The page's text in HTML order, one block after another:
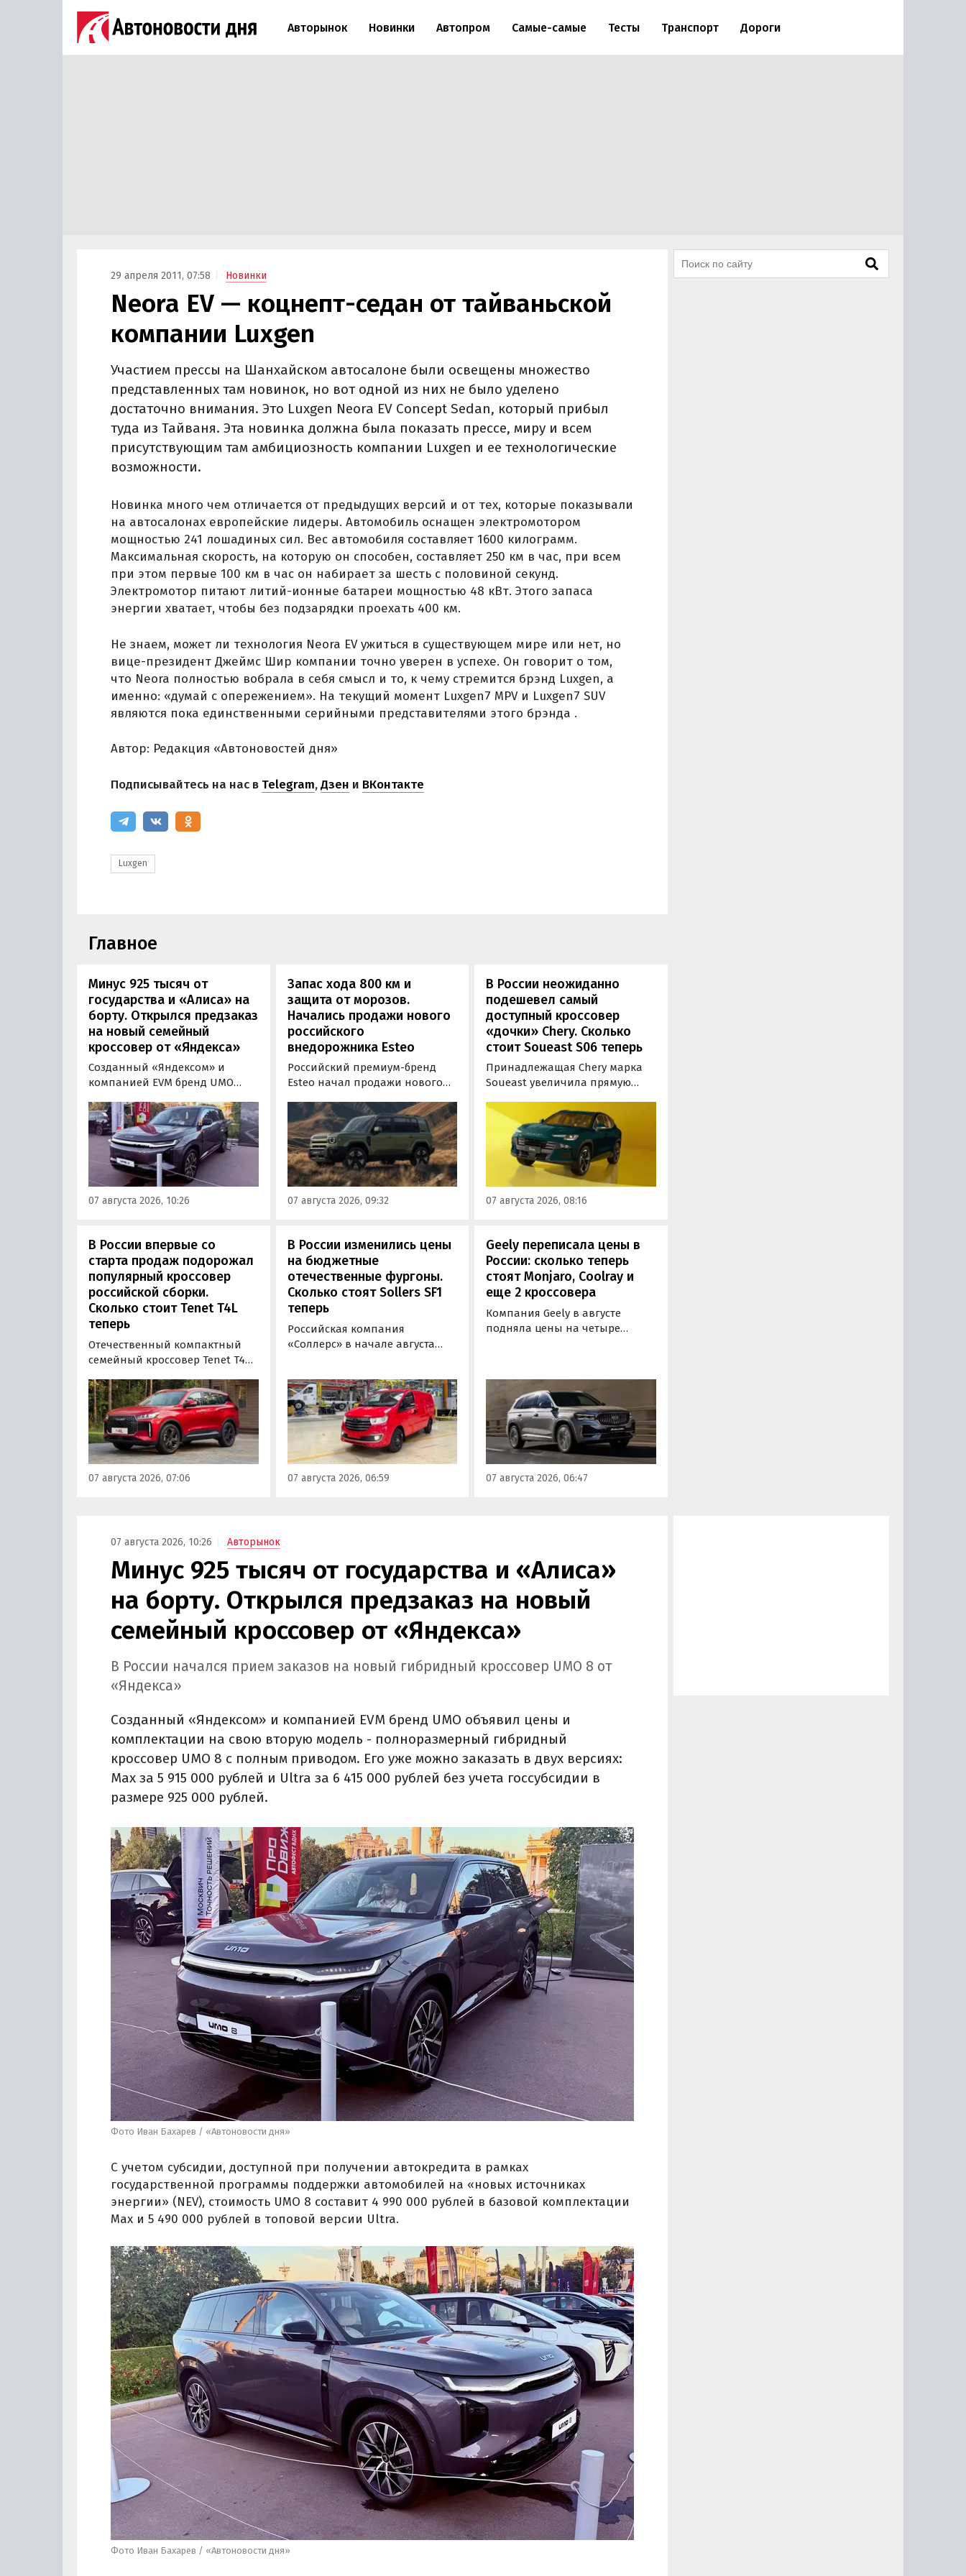
Авторынок Новинки Автопром Самые-самые Тесты Транспорт Дороги
29 апреля 2011, 07:58 Новинки
Neora EV — коцнепт-седан от тайваньской
компании Luxgen
Участием прессы на Шанхайском автосалоне были освещены множество
представленных там новинок, но вот одной из них не было уделено
достаточно внимания. Это Luxgen Neora EV Concept Sedan, который прибыл
туда из Тайваня. Эта новинка должна была показать прессе, миру и всем
присутствующим там амбициозность компании Luxgen и ее технологические
возможности.
Новинка много чем отличается от предыдущих версий и от тех, которые показывали
на автосалонах европейские лидеры. Автомобиль оснащен электромотором
мощностью 241 лошадиных сил. Вес автомобиля составляет 1600 килограмм.
Максимальная скорость, на которую он способен, составляет 250 км в час, при всем
при этом первые 100 км в час он набирает за шесть с половиной секунд.
Электромотор питают литий-ионные батареи мощностью 48 кВт. Этого запаса
энергии хватает, чтобы без подзарядки проехать 400 км.
Не знаем, может ли технология Neora EV ужиться в существующем мире или нет, но
вице-президент Джеймс Шир компании точно уверен в успехе. Он говорит о том,
что Neora полностью вобрала в себя смысл и то, к чему стремится брэнд Luxgen, а
именно: «думай с опережением». На текущий момент Luxgen7 MPV и Luxgen7 SUV
являются пока единственными серийными представителями этого брэнда .
Автор: Редакция «Автоновостей дня»
Подписывайтесь на нас в Telegram,Дзен и ВКонтакте
Luxgen
Главное
Минус 925 тысяч от
государства и «Алиса» на
борту. Открылся предзаказ
на новый семейный
кроссовер от «Яндекса»
Созданный «Яндексом» и
компанией EVM бренд UMO
на свою вторую модель
- полноразмерный гибридный
кроссовер UMO 8 с полным
приводом. Его уже можно
заказать в двух версиях: Max за
5 915 000 рублей и Ultra за 6 415
000 рублей без учета
07 августа 2026, 10:26
Запас хода 800 км и
защита от морозов.
Начались продажи нового
российского
внедорожника Esteo
Российский премиум-бренд
Esteo начал продажи нового
Модель, оснащенная силовой
установкой последовательного
типа, уже доступна для
покупки в официальных
дилерских центрах Esteo и
через цифровые сервисы
бренда, сообщили
07 августа 2026, 09:32
В России неожиданно
подешевел самый
доступный кроссовер
«дочки» Chery. Сколько
стоит Soueast S06 теперь
Принадлежащая Chery марка
Soueast увеличила прямую
доступный кроссовер S06 в
России на 100 тыс. рублей.
Теперь при его покупке можно
сэкономить рекордные 250 тыс.
рублей, узнали «Автоновости
дня» в ходе мониторинга
прайс-листов марки.
07 августа 2026, 08:16
В России впервые со
старта продаж подорожал
популярный кроссовер
российской сборки.
Сколько стоит Tenet T4L
теперь
Отечественный компактный
семейный кроссовер Tenet T4L
На эту сумму выросла цена его
базовой комплектации, в то
время как стоимость топовой
версии осталась неизменной,
выяснили «Автоновости дня» в
ходе мониторинга прайс-
листов Tenet.
07 августа 2026, 07:06
В России изменились цены
на бюджетные
отечественные фургоны.
Сколько стоят Sollers SF1
теперь
Российская компания
«Соллерс» в начале августа
грузопассажирский фургоны
Sollers SF1 на 100 тыс. рублей
(+3,9-4,7%). Об этом
«Автоновости дня» узнали в
ходе регулярного мониторинга
прайс-листов марки Sollers.
07 августа 2026, 06:59
Geely переписала цены в
России: сколько теперь
стоят Monjaro, Coolray и
еще 2 кроссовера
Компания Geely в августе
подняла цены на четыре
Okavango, а также компактные
Coolray и Cityray во всех
комплектациях подорожали на
7-50 тыс. рублей, выяснили
«Автоновости дня» в ходе
мониторинга прайс-листов
бренда.
07 августа 2026, 06:47
07 августа 2026, 10:26 Авторынок
Минус 925 тысяч от государства и «Алиса»
на борту. Открылся предзаказ на новый
семейный кроссовер от «Яндекса»
В России начался прием заказов на новый гибридный кроссовер UMO 8 от
«Яндекса»
Созданный «Яндексом» и компанией EVM бренд UMO объявил цены и
комплектации на свою вторую модель - полноразмерный гибридный
кроссовер UMO 8 с полным приводом. Его уже можно заказать в двух версиях:
Max за 5 915 000 рублей и Ultra за 6 415 000 рублей без учета госсубсидии в
размере 925 000 рублей.
Фото Иван Бахарев / «Автоновости дня»
С учетом субсидии, доступной при получении автокредита в рамках
государственной программы поддержки автомобилей на «новых источниках
энергии» (NEV), стоимость UMO 8 составит 4 990 000 рублей в базовой комплектации
Max и 5 490 000 рублей в топовой версии Ultra.
Фото Иван Бахарев / «Автоновости дня»